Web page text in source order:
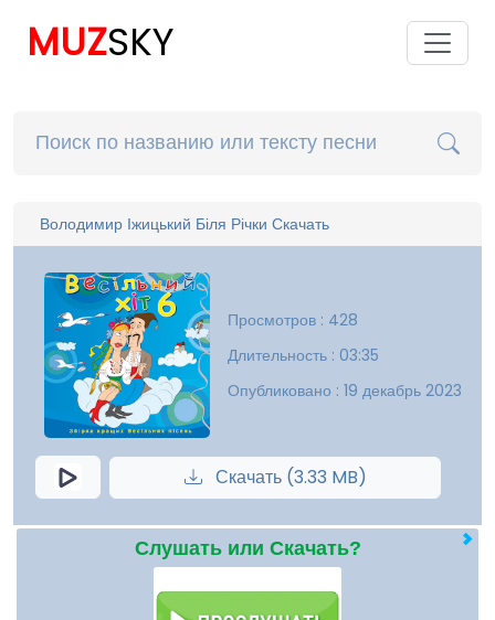
MUZSKY
Володимир Іжицький Біля Річки Скачать
Просмотров : 428
Длительность : 03:35
Опубликовано : 19 декабрь 2023
Скачать (3.33 MB)
Слушать или Скачать?